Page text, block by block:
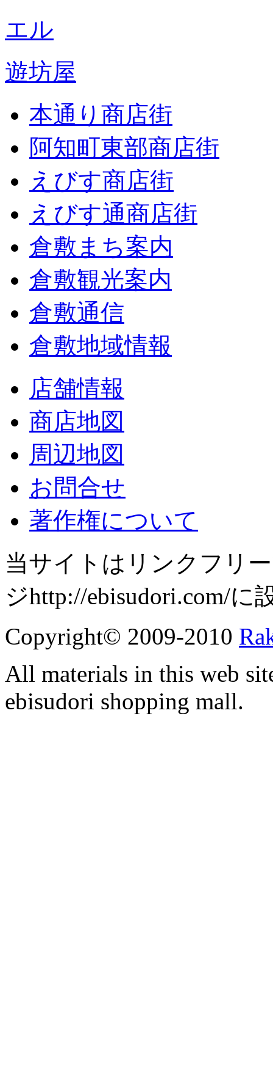
エル
遊坊屋
本通り商店街
阿知町東部商店街
えびす商店街
えびす通商店街
倉敷まち案内
倉敷観光案内
倉敷通信
倉敷地域情報
店舗情報
商店地図
周辺地図
お問合せ
著作権について
当サイトはリンクフリ
ジhttp://ebisudori.com/に
Copyright© 2009-2010
All materials in this web
ebisudori shopping mall.